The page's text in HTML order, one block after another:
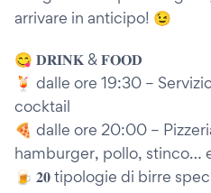
arrivare in anticipo! 😉
😋 𝐃𝐑𝐈𝐍𝐊 & 𝐅𝐎𝐎𝐃
🍹 dalle ore 19:30 –
cocktail
🍕 dalle ore 20:00 –
hamburger, pollo, stinco…
🍺 𝟐𝟎 tipologie di birre